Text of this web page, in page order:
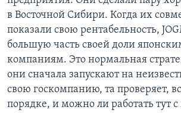
в Восточной Сибири. Когда их
показали свою рентабельность,
большую часть своей доли
компаниям. Это нормальная
они сначала запускают на
свою госкомпанию, та проверяет,
порядке, и можно ли работать тут с